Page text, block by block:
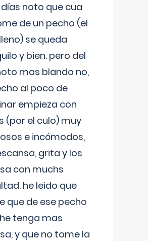
noto que cua
de un pecho (el
se queda
y bien. pero del
mas blando no,
al poco de
empieza con
(por el culo) muy
e incómodos,
grita y los
con muchs
he leido que
que de ese pecho
tenga mas
y que no tome la